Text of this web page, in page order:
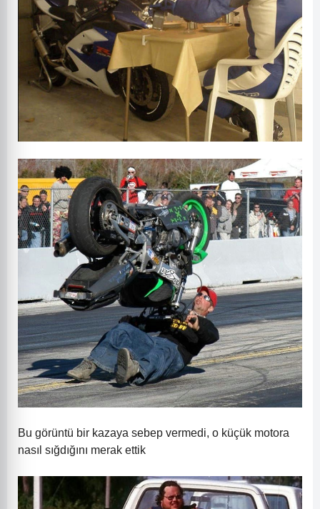
Bu görüntü bir kazaya sebep vermedi, o küçük motora
nasıl sığdığını merak ettik